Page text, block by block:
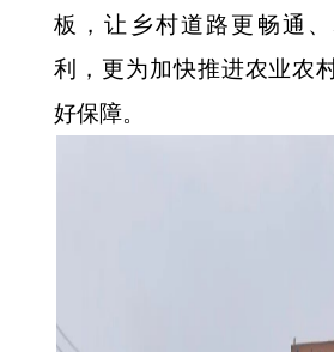
板，让乡村道路更畅通
利，更为加快推进农业农
好保障。